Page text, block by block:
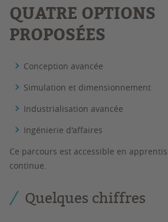
QUATRE OPTIONS
PROPOSÉES
Conception avancée
Simulation et dimensionnement
Industrialisation avancée
Ingénierie d'affaires
Ce parcours est accessible en
continue.
Quelques chiffres